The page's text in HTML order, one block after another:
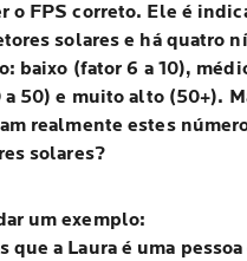
o FPS correto. Ele é
solares e há quatro
baixo (fator 6 a 10),
50) e muito alto (50+).
realmente estes
solares?
um exemplo:
que a Laura é uma